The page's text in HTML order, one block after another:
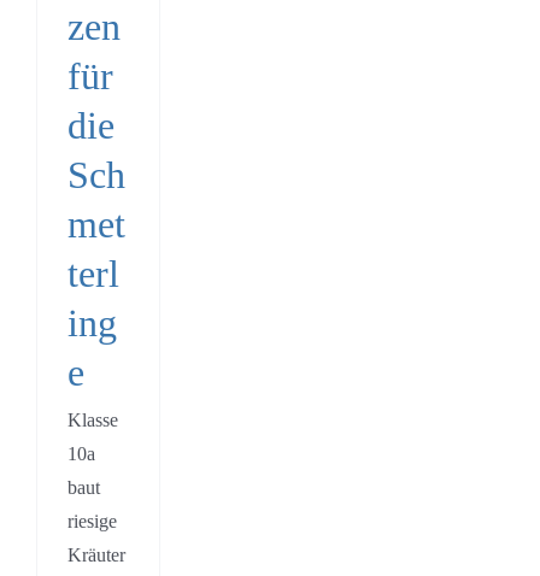
zen
für
die
Sch
met
terl
ing
e
Klasse
10a
baut
riesige
Kräuter